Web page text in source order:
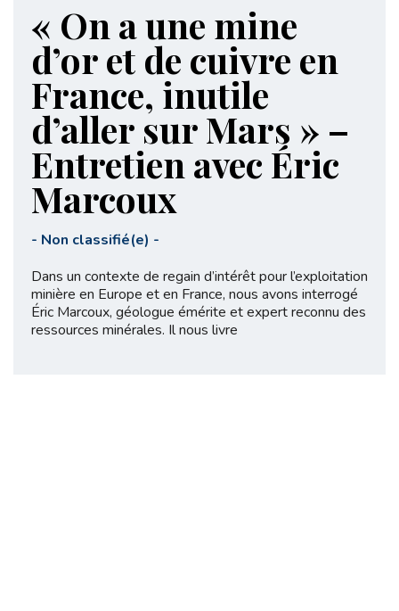
« On a une mine
d’or et de cuivre en
France, inutile
d’aller sur Mars » –
Entretien avec Éric
Marcoux
- Non classifié(e) -
Dans un contexte de regain d’intérêt pour l’exploitation
minière en Europe et en France, nous avons interrogé
Éric Marcoux, géologue émérite et expert reconnu des
ressources minérales. Il nous livre